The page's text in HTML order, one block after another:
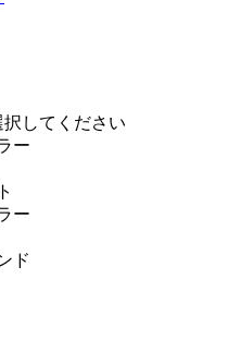
してください
ー
ー
ド